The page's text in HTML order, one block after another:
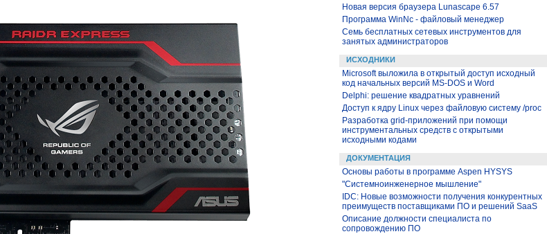
Новая версия браузера Lunascape 6.57
Программа WinNc - файловый менеджер
Семь бесплатных сетевых инструментов для
занятых администраторов
ИСХОДНИКИ
Microsoft выложила в открытый доступ исходный
код начальных версий MS-DOS и Word
Delphi: решение квадратных уравнений
Доступ к ядру Linux через файловую систему /proc
Разработка grid-приложений при помощи
инструментальных средств с открытыми
исходными кодами
ДОКУМЕНТАЦИЯ
Основы работы в программе Aspen HYSYS
"Системноинженерное мышление"
IDC: Новые возможности получения конкурентных
преимуществ поставщиками ПО и решений SaaS
Описание должности специалиста по
сопровождению ПО